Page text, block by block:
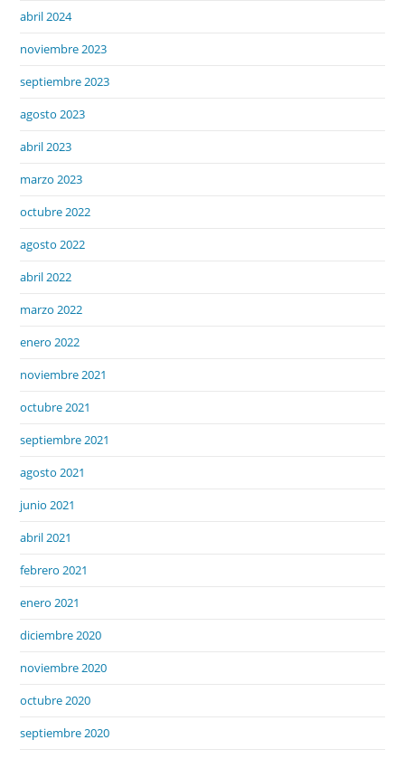
abril 2024
noviembre 2023
septiembre 2023
agosto 2023
abril 2023
marzo 2023
octubre 2022
agosto 2022
abril 2022
marzo 2022
enero 2022
noviembre 2021
octubre 2021
septiembre 2021
agosto 2021
junio 2021
abril 2021
febrero 2021
enero 2021
diciembre 2020
noviembre 2020
octubre 2020
septiembre 2020